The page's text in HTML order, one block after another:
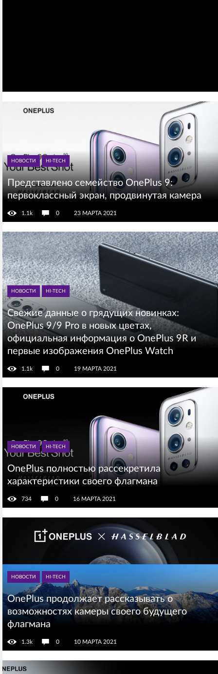
НОВОСТИ HI-TECH
Представлено семейство OnePlus 9:
первоклассный экран, продвинутая камера
1.1k 0 23 МАРТА 2021
НОВОСТИ HI-TECH
Свежие данные о грядущих новинках:
OnePlus 9/9 Pro в новых цветах,
официальная информация о OnePlus 9R и
первые изображения OnePlus Watch
1.1k 0 19 МАРТА 2021
НОВОСТИ HI-TECH
OnePlus полностью рассекретила
характеристики своего флагмана
734 0 16 МАРТА 2021
НОВОСТИ HI-TECH
OnePlus продолжает рассказывать о
возможностях камеры своего будущего
флагмана
1.3k 0 10 МАРТА 2021